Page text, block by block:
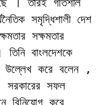
সমৃদ্ধিশালী দেশ
সক্ষমতার
বাংলদেশকে
উল্লেখ করে বলেন ,
সরকারের সফল
বিনিয়োগ করে